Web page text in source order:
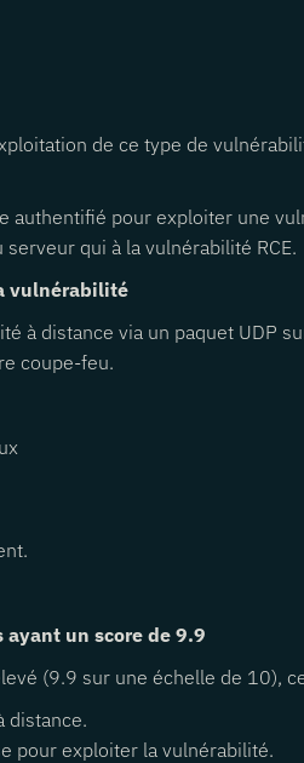
de ce type de
authentifié pour exploiter une
qui à la vulnérabilité RCE.
vulnérabilité
à distance via un paquet UDP
coupe-feu.
un score de 9.9
(9.9 sur une échelle de 10),
distance.
pour exploiter la vulnérabilité.